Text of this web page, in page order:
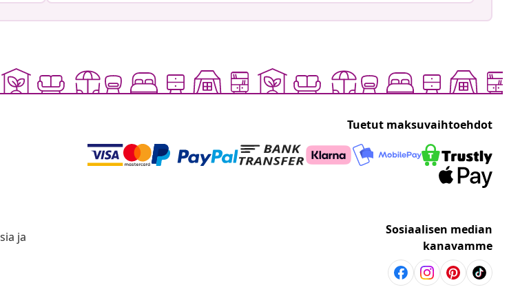
Tuetut maksuvaihtoehdot
ja
Sosiaalisen median
kanavamme